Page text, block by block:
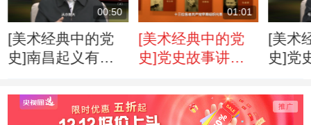
00:50
[美术经典中的党
史]南昌起义有何
01:01
[美术经典中的党
史]党史故事讲
奇
[美术
史]党
召开
事